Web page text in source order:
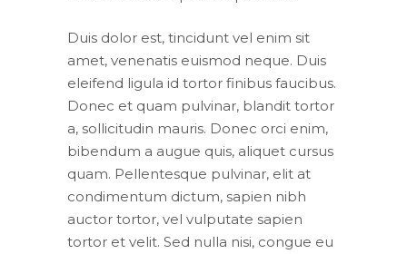
Duis dolor est, tincidunt vel enim sit
amet, venenatis euismod neque. Duis
eleifend ligula id tortor finibus faucibus.
Donec et quam pulvinar, blandit tortor
a, sollicitudin mauris. Donec orci enim,
bibendum a augue quis, aliquet cursus
quam. Pellentesque pulvinar, elit at
condimentum dictum, sapien nibh
auctor tortor, vel vulputate sapien
tortor et velit. Sed nulla nisi, congue eu